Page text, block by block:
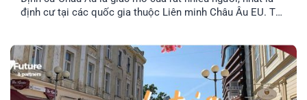
định cư tại các quốc gia thuộc Liên minh Châu Âu EU. Tuy
trình định cư Châu Âu dễ dàng nhất hiện nay? Hãy cùng
EFP tìm hiểu nhé!